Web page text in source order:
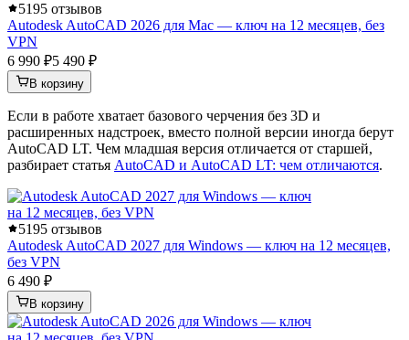
5195 отзывов
Autodesk AutoCAD 2026 для Mac — ключ на 12 месяцев, без
VPN
6 990 ₽5 490 ₽
В корзину
Если в работе хватает базового черчения без 3D и
расширенных надстроек, вместо полной версии иногда берут
AutoCAD LT. Чем младшая версия отличается от старшей,
разбирает статья AutoCAD и AutoCAD LT: чем отличаются.
5195 отзывов
Autodesk AutoCAD 2027 для Windows — ключ на 12 месяцев,
без VPN
6 490 ₽
В корзину